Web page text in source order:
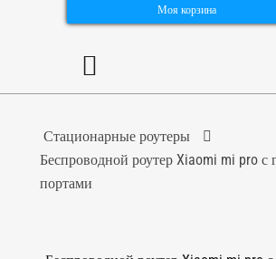
ь
Моя корзина
Стационарные роутеры
Беспроводной роутер Xiaomi mi pro с
портами